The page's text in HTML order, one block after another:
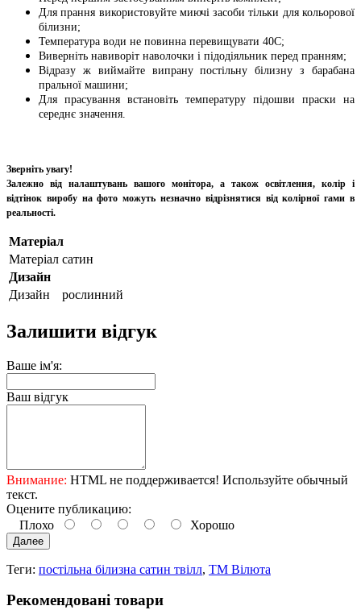
Для прання використовуйте миючі засоби тільки для кольорової
білизни;
Температура води не повинна перевищувати 40С;
Виверніть навиворіт наволочки і підодіяльник перед пранням;
Відразу ж виймайте випрану постільну білизну з барабана
пральної машини;
Для прасування встановіть температуру підошви праски на
середнє значення.
Зверніть увагу!
Залежно від налаштувань вашого монітора, а також освітлення, колір і
відтінок виробу на фото можуть незначно відрізнятися від колірної гами в
реальності.
Матеріал
Матеріал сатин
Дизайн
Дизайн
рослинний
Залишити відгук
Ваше ім'я:
Ваш відгук
Внимание: HTML не поддерживается! Используйте обычный
текст.
Оцените публикацию:
Плохо
Хорошо
Далее
Теги: постільна білизна сатин твілл, ТМ Вілюта
Рекомендовані товари